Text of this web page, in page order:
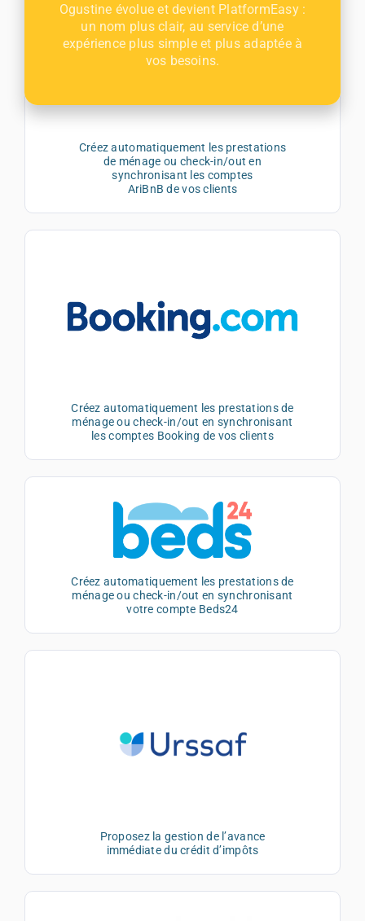
Créez automatiquement les prestations
de ménage ou check-in/out en
synchronisant les comptes
AriBnB de vos clients
Créez automatiquement les prestations de
ménage ou check-in/out en synchronisant
les comptes Booking de vos clients
Créez automatiquement les prestations de
ménage ou check-in/out en synchronisant
votre compte Beds24
Proposez la gestion de l’avance
immédiate du crédit d’impôts
Ogustine évolue et devient PlatformEasy :
un nom plus clair, au service d’une
expérience plus simple et plus adaptée à
vos besoins.